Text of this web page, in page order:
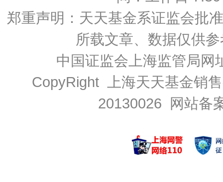
郑重声明： 天天基金系证监会批
所载文章、数据仅供
中国证监会上海监管局网
CopyRight 上海天天基金销
20130026 网站备